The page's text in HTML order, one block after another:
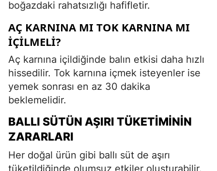
boğazdaki rahatsızlığı hafifletir.
AÇ KARNINA MI TOK KARNINA MI
İÇILMELI?
Aç karnına içildiğinde balın etkisi daha hızlı
hissedilir. Tok karnına içmek isteyenler ise
yemek sonrası en az 30 dakika
beklemelidir.
BALLI SÜTÜN AŞIRI TÜKETIMININ
ZARARLARI
Her doğal ürün gibi ballı süt de aşırı
tüketildiğinde olumsuz etkiler oluşturabilir.